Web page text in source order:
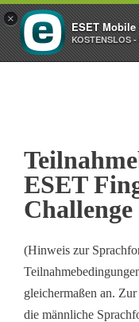
ESET
(Hinweis zur
gleichermaßen an.
die männliche
×
ESET
KOSTENSLOS